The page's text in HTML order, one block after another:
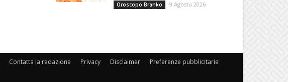
Oroscopo Branko 9 Agosto 2026
Contatta la redazione Privacy Disclaimer Preferenze pubblicitarie